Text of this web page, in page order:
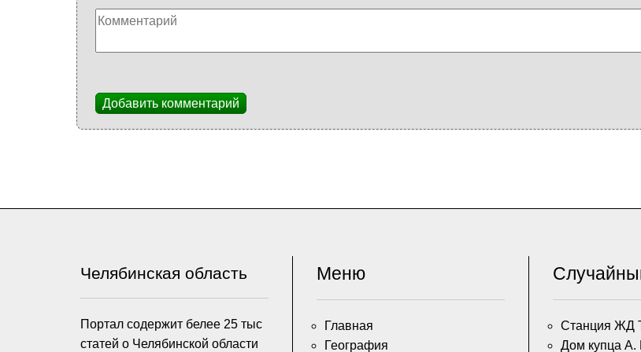
Добавить комментарий
Челябинская область
Портал содержит белее 25 тыс
статей о Челябинской области
Меню
Главная
География
Станция ЖД
Дом купца